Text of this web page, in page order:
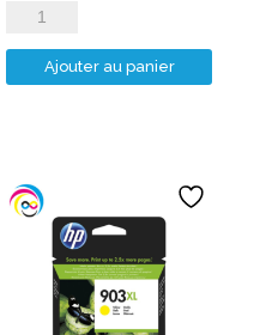
quantité
de
HP_903XLM
Ajouter au panier